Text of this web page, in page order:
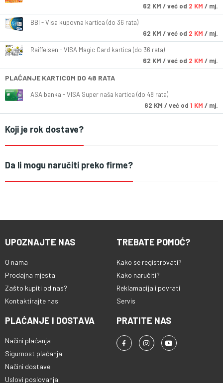
62 KM / već od 2 KM / mj.
BBI - Visa kupovna kartica (do 36 rata)
62 KM / već od 2 KM / mj.
Raiffeisen - VISA Magic Card kartica (do 36 rata)
62 KM / već od 2 KM / mj.
PLAĆANJE KARTICOM DO 48 RATA
ASA banka - VISA Super naša kartica (do 48 rata)
62 KM / već od 1 KM / mj.
Koji je rok dostave?
Da li mogu naručiti preko firme?
UPOZNAJTE NAS
O nama
Prodajna mjesta
Zašto kupiti od nas?
Kontaktirajte nas
TREBATE POMOĆ?
Kako se registrovati?
Kako naručiti?
Reklamacija i povrati
Servis
PLAĆANJE I DOSTAVA
Načini plaćanja
Sigurnost plaćanja
Načini dostave
Uslovi poslovanja
PRATITE NAS